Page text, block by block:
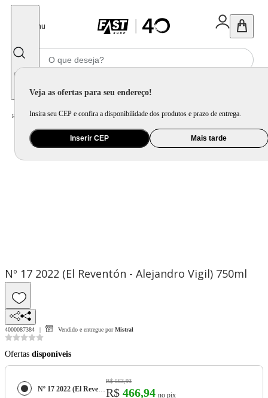
Menu
Veja as ofertas para seu endereço!
Insira seu CEP e confira a disponibilidade dos produtos e prazo de entrega.
Inserir CEP Mais tarde
Home Mercado / Bebida Vinho
Nº 17 2022 (El Reventón - Alejandro Vigil) 750ml
4000087384 Vendido e entregue por Mistral
Ofertas disponíveis
Nº 17 2022 (El Reventón - Alejandro Vigil) 750ml
R$ 563,93
R$ 466,94 no pix